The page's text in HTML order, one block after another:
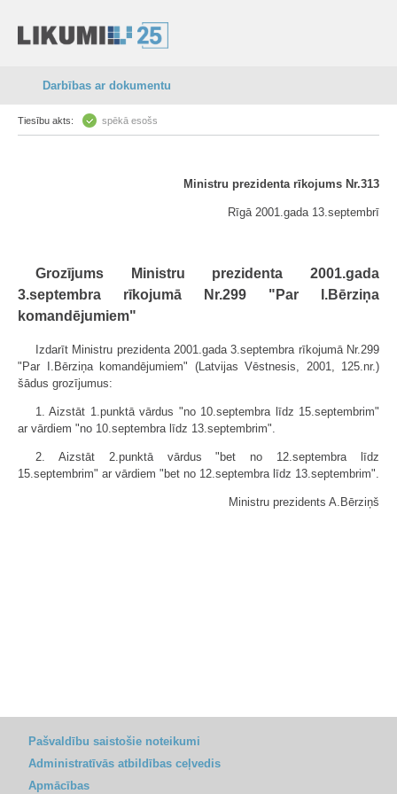
Darbības ar dokumentu
Tiesību akts: spēkā esošs
Ministru prezidenta rīkojums Nr.313
Rīgā 2001.gada 13.septembrī
Grozījums Ministru prezidenta 2001.gada
3.septembra rīkojumā Nr.299 "Par I.Bērziņa
komandējumiem"
Izdarīt Ministru prezidenta 2001.gada 3.septembra rīkojumā Nr.299
"Par I.Bērziņa komandējumiem" (Latvijas Vēstnesis, 2001, 125.nr.)
šādus grozījumus:
1. Aizstāt 1.punktā vārdus "no 10.septembra līdz 15.septembrim"
ar vārdiem "no 10.septembra līdz 13.septembrim".
2. Aizstāt 2.punktā vārdus "bet no 12.septembra līdz
15.septembrim" ar vārdiem "bet no 12.septembra līdz 13.septembrim".
Ministru prezidents A.Bērziņš
Pašvaldību saistošie noteikumi
Administratīvās atbildības ceļvedis
Apmācības